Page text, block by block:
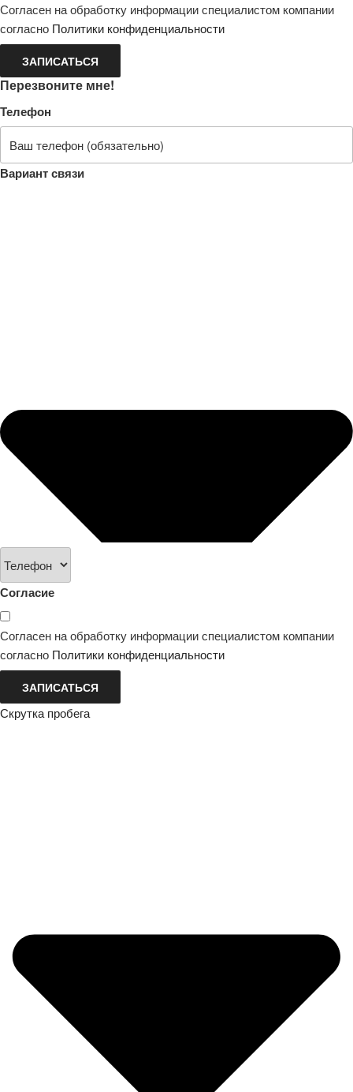
Согласен на обработку информации специалистом компании
согласно Политики конфиденциальности
ЗАПИСАТЬСЯ
Перезвоните мне!
Телефон
Вариант связи
Согласие
Согласен на обработку информации специалистом компании
согласно Политики конфиденциальности
ЗАПИСАТЬСЯ
Скрутка пробега